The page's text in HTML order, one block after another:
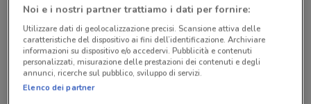
© MapTiler© OpenStreetMap contributors
Noi e i nostri partner trattiamo i dati per fornire:
Utilizzare dati di geolocalizzazione precisi. Scansione attiva delle
caratteristiche del dispositivo ai fini dell’identificazione. Archiviare
informazioni su dispositivo e/o accedervi. Pubblicità e contenuti
personalizzati, misurazione delle prestazioni dei contenuti e degli
annunci, ricerche sul pubblico, sviluppo di servizi.
Elenco dei partner